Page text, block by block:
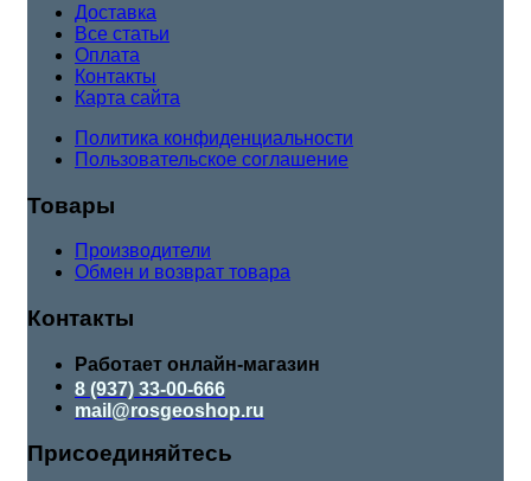
Доставка
Все статьи
Оплата
Контакты
Карта сайта
Политика конфиденциальности
Пользовательское соглашение
Товары
Производители
Обмен и возврат товара
Контакты
Работает онлайн-магазин
8 (937) 33-00-666
mail@rosgeoshop.ru
Присоединяйтесь